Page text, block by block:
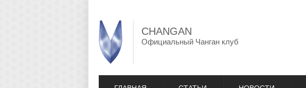
CHANGAN
Официальный Чанган клуб